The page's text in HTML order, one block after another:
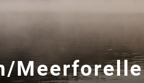
Meerforelle